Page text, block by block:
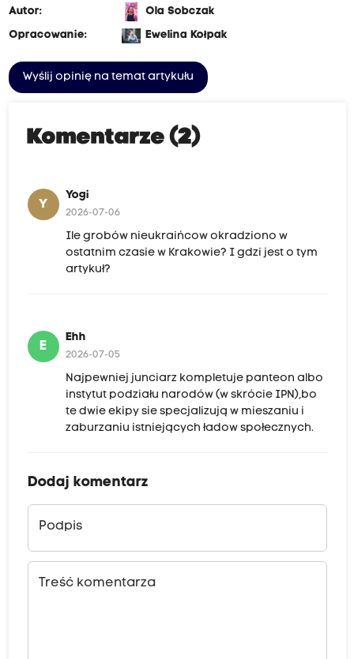
Autor:
Ola Sobczak
Opracowanie:
Ewelina Kołpak
Wyślij opinię na temat artykułu
Komentarze (2)
Y
Yogi
2026-07-06
Ile grobów nieukraińcow okradziono w
ostatnim czasie w Krakowie? I gdzi jest o tym
artykuł?
E
Ehh
2026-07-05
Najpewniej junciarz kompletuje panteon albo
instytut podziału narodów (w skrócie IPN),bo
te dwie ekipy sie specjalizują w mieszaniu i
zaburzaniu istniejących ładow społecznych.
Dodaj komentarz
Podpis
Treść komentarza